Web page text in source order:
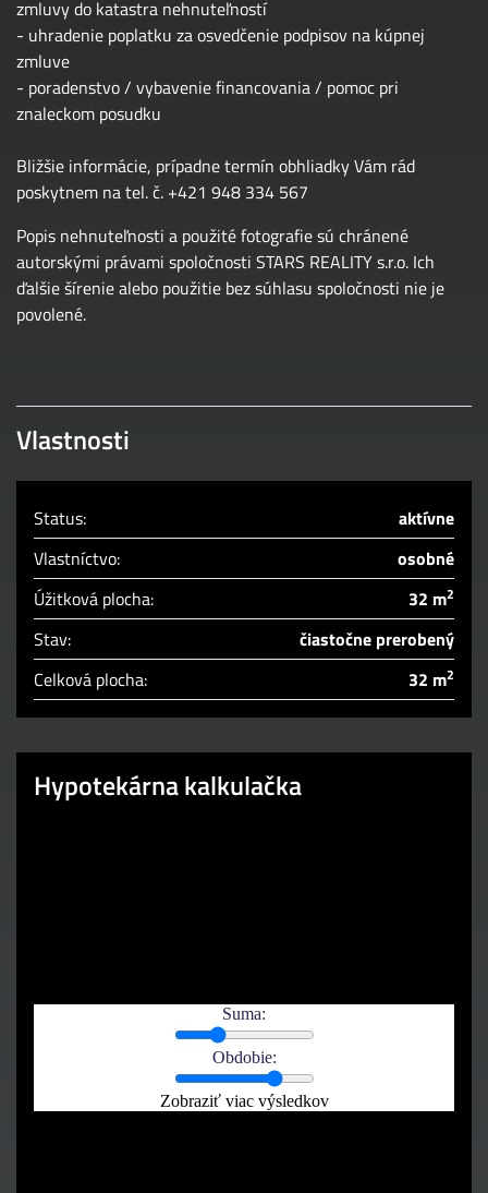
zmluvy do katastra nehnuteľností
- uhradenie poplatku za osvedčenie podpisov na kúpnej
zmluve
- poradenstvo / vybavenie financovania / pomoc pri
znaleckom posudku
Bližšie informácie, prípadne termín obhliadky Vám rád
poskytnem na tel. č. +421 948 334 567
Popis nehnuteľnosti a použité fotografie sú chránené
autorskými právami spoločnosti STARS REALITY s.r.o. Ich
ďalšie šírenie alebo použitie bez súhlasu spoločnosti nie je
povolené.
Vlastnosti
Status:
aktívne
Vlastníctvo:
osobné
Úžitková plocha:
32 m2
Stav:
čiastočne prerobený
Celková plocha:
32 m2
Hypotekárna kalkulačka